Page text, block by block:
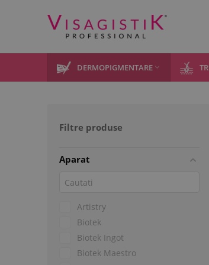
DERMOPIGMENTARE 
Filtre produse
Aparat
Artistry
Biotek
Biotek Ingot
Biotek Maestro